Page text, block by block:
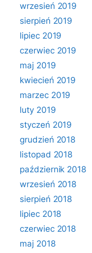
wrzesień 2019
sierpień 2019
lipiec 2019
czerwiec 2019
maj 2019
kwiecień 2019
marzec 2019
luty 2019
styczeń 2019
grudzień 2018
listopad 2018
październik 2018
wrzesień 2018
sierpień 2018
lipiec 2018
czerwiec 2018
maj 2018